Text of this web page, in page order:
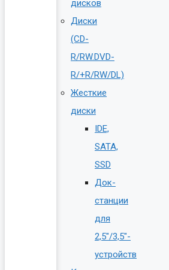
дисков
Диски
(CD-
R/RW.DVD-
R/+R/RW/DL)
Жесткие
диски
IDE,
SATA,
SSD
Док-
станции
для
2,5″/3,5″-
устройств